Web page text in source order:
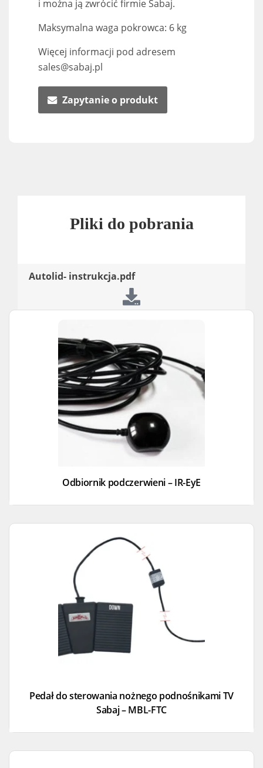
i można ją zwrócić firmie Sabaj.
Maksymalna waga pokrowca: 6 kg
Więcej informacji pod adresem
sales@sabaj.pl
Zapytanie o produkt
Pliki do pobrania
Autolid- instrukcja.pdf
Odbiornik podczerwieni – IR-EyE
Pedał do sterowania nożnego podnośnikami TV
Sabaj – MBL-FTC